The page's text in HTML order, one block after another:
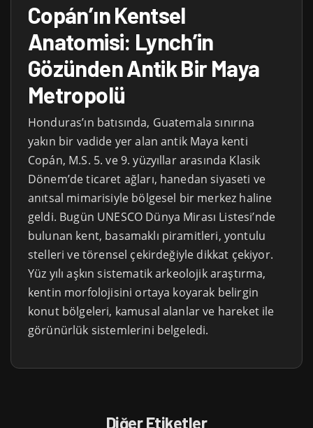
Copán’ın Kentsel
Anatomisi: Lynch’in
Gözünden Antik Bir Maya
Metropolü
Honduras’ın batısında, Guatemala sınırına
yakın bir vadide yer alan antik Maya kenti
Copán, M.S. 5. ve 9. yüzyıllar arasında Klasik
Dönem’de ticaret ağları, hanedan siyaseti ve
anıtsal mimarisiyle bölgesel bir merkez haline
geldi. Bugün UNESCO Dünya Mirası Listesi’nde
bulunan kent, basamaklı piramitleri, yontulu
stelleri ve törensel çekirdeğiyle dikkat çekiyor.
Yüz yılı aşkın sistematik arkeolojik araştırma,
kentin morfolojisini ortaya koyarak belirgin
konut bölgeleri, kamusal alanlar ve hareket ile
görünürlük sistemlerini belgeledi.
Diğer Etiketler